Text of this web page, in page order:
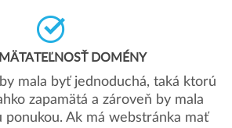
DOMÉNY
mala byť jednoduchá, taká ktorú
zapamätá a zároveň by mala
ponukou. Ak má webstránka mať